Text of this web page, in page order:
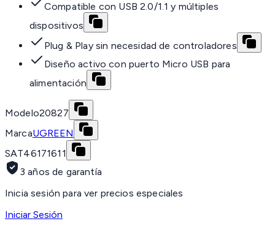
Compatible con USB 2.0/1.1 y múltiples
dispositivos
Plug & Play sin necesidad de controladores
Diseño activo con puerto Micro USB para
alimentación
Modelo20827
MarcaUGREEN
SAT46171611
3 años de garantía
Inicia sesión para ver precios especiales
Iniciar Sesión